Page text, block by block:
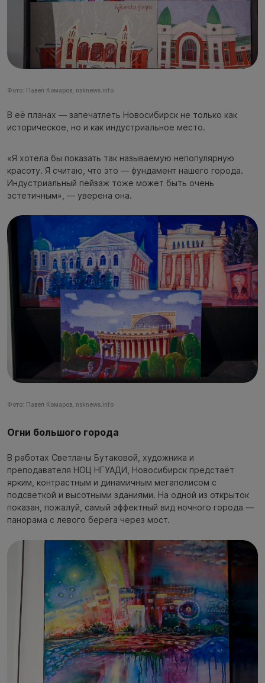
Фото: Павел Комаров, nsknews.info
В её планах — запечатлеть Новосибирск не только как
историческое, но и как индустриальное место.
«Я хотела бы показать так называемую непопулярную
красоту. Я считаю, что это — фундамент нашего города.
Индустриальный пейзаж тоже может быть очень
эстетичным», — уверена она.
Фото: Павел Комаров, nsknews.info
Огни большого города
В работах Светланы Бутаковой, художника и
преподавателя НОЦ НГУАДИ, Новосибирск предстаёт
ярким, контрастным и динамичным мегаполисом с
подсветкой и высотными зданиями. На одной из открыток
показан, пожалуй, самый эффектный вид ночного города —
панорама с левого берега через мост.